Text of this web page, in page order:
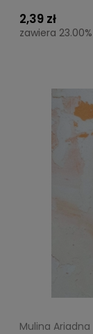
2,39 zł
zawiera
Mulina Ariadna